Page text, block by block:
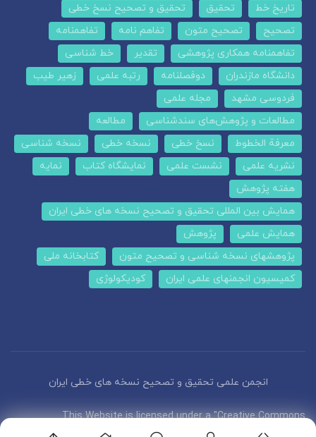
تاریخ خط
تحقیق
تحقیق و تصحیح نسخ خطی
تصحیح
تصحیح متون تفاهم نامه
تفاهمنامه
تفاهمنامه همکاری پژوهشی
تقدیر
خط شناسی
دانشگاه مازندران
دوفصلنامه رتبه علمی
زهیر طیب
فردوسی مشهد
مجله علمی
مطالعات و پژوهش‌های سندشناسی
مطالعه
معرفة الخطوط
نسخ خطی نسخه خطی
نسخه شناسی
نشریه علمی
نشست علمی نمایشگاه کتاب
نمایه
هفته پژوهش
همایش بین المللی تحقیق و تصحیح نسخه های خطی ایران
همایش علمی
پژوهش
پژوهشهای نسخه شناسی و تصحیح متون
کتابخانه ملی
کمیسیون انجمنهای علمی ایران
کودیکولوژی
انجمن علمی تحقیق و تصحیح نسخه های خطی ایران
This Website is licensed under a "Creative Commons